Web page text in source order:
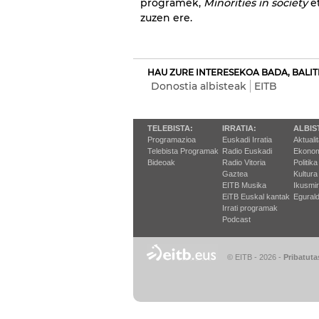
programek, Minorities in society
zuzen ere.
HAU ZURE INTERESEKOA BADA,
Donostia albisteak EITB
TELEBISTA:
Programazioa
Telebista Programak
Bideoak
IRRATIA:
Euskadi Irratia
Radio Euskadi
Radio Vitoria
Gaztea
EITB Musika
EiTB Euskal kantak
Irrati programak
Podcast
Politika
Kultura
© EITB - 2026 -